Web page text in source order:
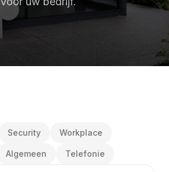
Security Workplace
Algemeen Telefonie